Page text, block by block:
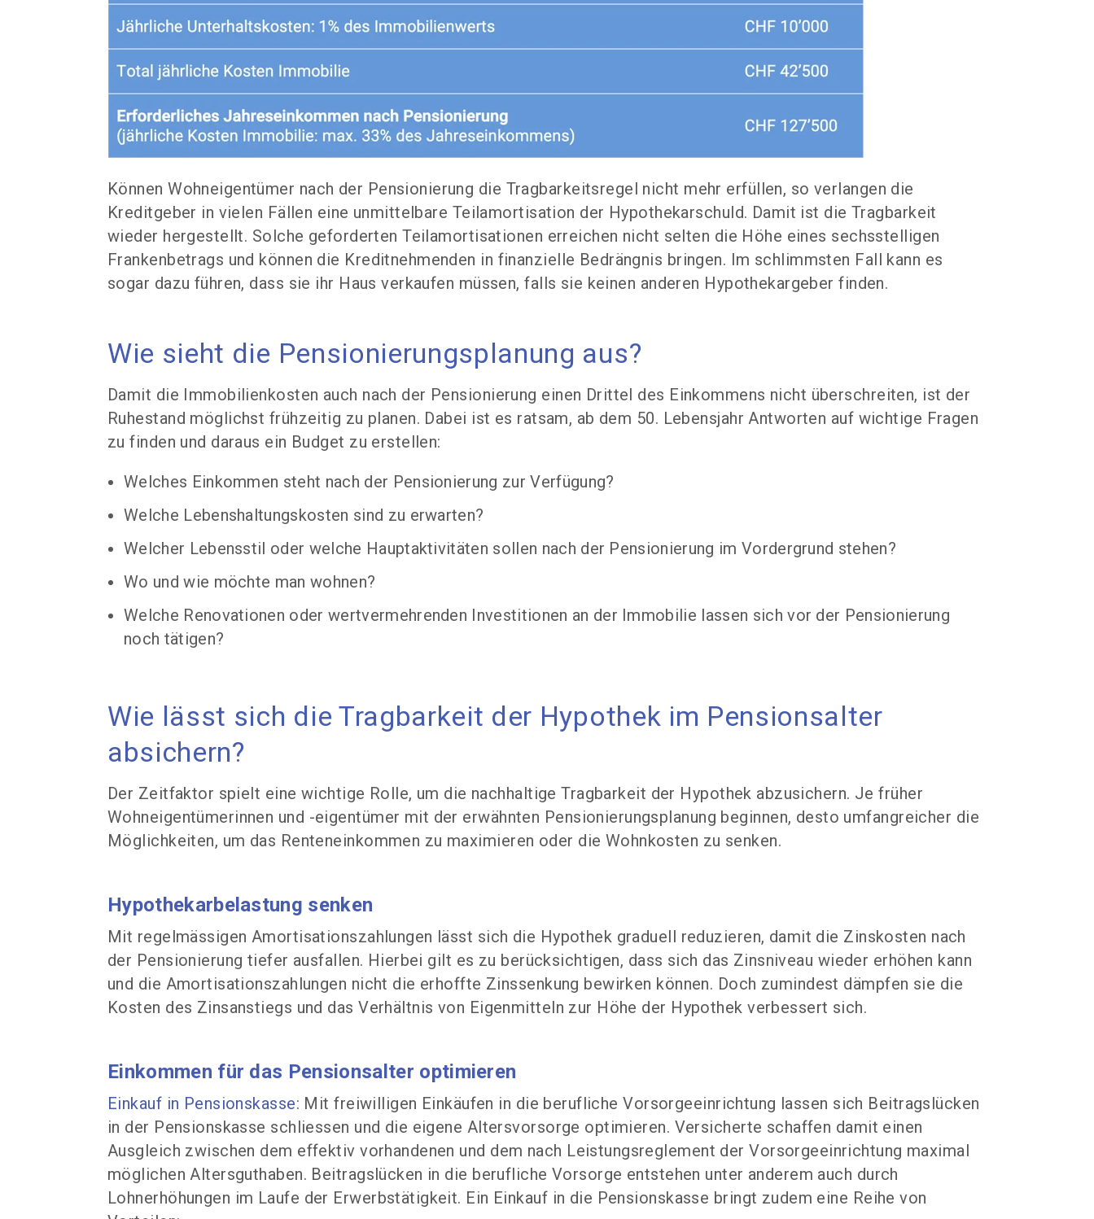
Können Wohneigentümer nach der Pensionierung die Tragbarkeitsregel nicht mehr erfüllen, so verlangen die
Kreditgeber in vielen Fällen eine unmittelbare Teilamortisation der Hypothekarschuld. Damit ist die Tragbarkeit
wieder hergestellt. Solche geforderten Teilamortisationen erreichen nicht selten die Höhe eines sechsstelligen
Frankenbetrags und können die Kreditnehmenden in finanzielle Bedrängnis bringen. Im schlimmsten Fall kann es
sogar dazu führen, dass sie ihr Haus verkaufen müssen, falls sie keinen anderen Hypothekargeber finden.
Wie sieht die Pensionierungsplanung aus?
Damit die Immobilienkosten auch nach der Pensionierung einen Drittel des Einkommens nicht überschreiten, ist der
Ruhestand möglichst frühzeitig zu planen. Dabei ist es ratsam, ab dem 50. Lebensjahr Antworten auf wichtige Fragen
zu finden und daraus ein Budget zu erstellen:
Welches Einkommen steht nach der Pensionierung zur Verfügung?
Welche Lebenshaltungskosten sind zu erwarten?
Welcher Lebensstil oder welche Hauptaktivitäten sollen nach der Pensionierung im Vordergrund stehen?
Wo und wie möchte man wohnen?
Welche Renovationen oder wertvermehrenden Investitionen an der Immobilie lassen sich vor der Pensionierung
noch tätigen?
Wie lässt sich die Tragbarkeit der Hypothek im Pensionsalter
absichern?
Der Zeitfaktor spielt eine wichtige Rolle, um die nachhaltige Tragbarkeit der Hypothek abzusichern. Je früher
Wohneigentümerinnen und -eigentümer mit der erwähnten Pensionierungsplanung beginnen, desto umfangreicher die
Möglichkeiten, um das Renteneinkommen zu maximieren oder die Wohnkosten zu senken.
Hypothekarbelastung senken
Mit regelmässigen Amortisationszahlungen lässt sich die Hypothek graduell reduzieren, damit die Zinskosten nach
der Pensionierung tiefer ausfallen. Hierbei gilt es zu berücksichtigen, dass sich das Zinsniveau wieder erhöhen kann
und die Amortisationszahlungen nicht die erhoffte Zinssenkung bewirken können. Doch zumindest dämpfen sie die
Kosten des Zinsanstiegs und das Verhältnis von Eigenmitteln zur Höhe der Hypothek verbessert sich.
Einkommen für das Pensionsalter optimieren
Einkauf in Pensionskasse: Mit freiwilligen Einkäufen in die berufliche Vorsorgeeinrichtung lassen sich Beitragslücken
in der Pensionskasse schliessen und die eigene Altersvorsorge optimieren. Versicherte schaffen damit einen
Ausgleich zwischen dem effektiv vorhandenen und dem nach Leistungsreglement der Vorsorgeeinrichtung maximal
möglichen Altersguthaben. Beitragslücken in die berufliche Vorsorge entstehen unter anderem auch durch
Lohnerhöhungen im Laufe der Erwerbstätigkeit. Ein Einkauf in die Pensionskasse bringt zudem eine Reihe von